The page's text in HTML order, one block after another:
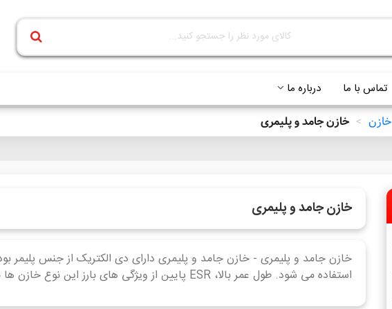
تماس با ما درباره ما
خازن > خازن جامد و پلیمری
خازن جامد و پلیمری
خازن جامد و پلیمری - خازن جامد و پلیمری دارای دی الکتریک از جنس پلیمر
استفاده می شود. طول عمر بالا، ESR پایین از ویژگی های بارز این نوع خازن ها می باشد.